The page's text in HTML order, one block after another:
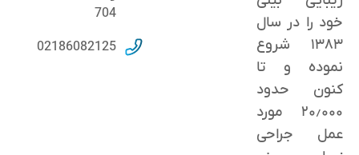
خود را در سال
۱۳۸۳ شروع
نموده و تا
کنون حدود
٢۰٫۰۰۰ مورد
عمل جراحی
704
02186082125